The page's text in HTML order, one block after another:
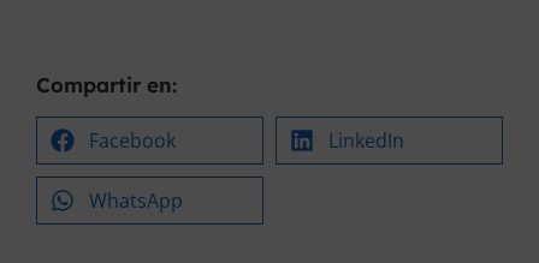
Compartir en:
Facebook LinkedIn
WhatsApp